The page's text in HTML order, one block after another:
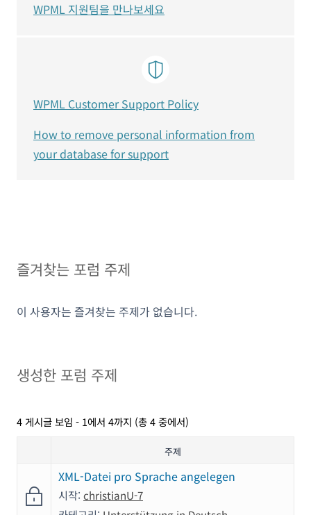
즐겨찾는 포럼 주제
이 사용자는 즐겨찾는 주제가 없습니다.
생성한 포럼 주제
4 게시글 보임 - 1에서 4까지 (총 4 중에서)
주제
XML-Datei pro Sprache angelegen
시작: christianU-7
WPML 지원팀을 만나보세요
WPML Customer Support Policy
How to remove personal information from
your database for support